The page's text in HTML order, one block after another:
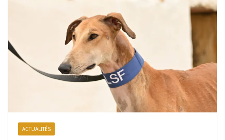
ACTUALITÉS